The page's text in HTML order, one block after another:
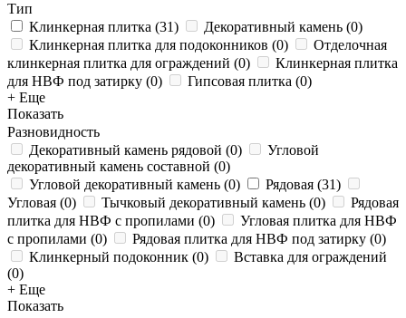
Тип
Клинкерная плитка (31) Декоративный камень (0)
Клинкерная плитка для подоконников (0)
Отделочная
клинкерная плитка для ограждений (0)
Клинкерная плитка
для НВФ под затирку (0) Гипсовая плитка (0)
+ Еще
Показать
Разновидность
Декоративный камень рядовой (0)
Угловой
декоративный камень составной (0)
Угловой декоративный камень (0) Рядовая (31)
Угловая (0) Тычковый декоративный камень (0)
Рядовая
плитка для НВФ с пропилами (0)
Угловая плитка для НВФ
с пропилами (0) Рядовая плитка для НВФ под затирку (0)
Клинкерный подоконник (0)
Вставка для ограждений
(0)
+ Еще
Показать